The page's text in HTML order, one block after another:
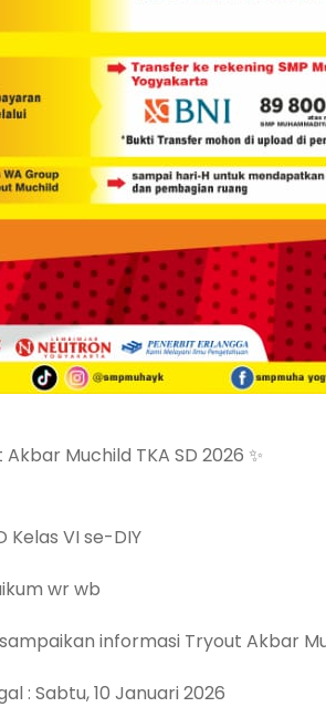
Akbar Muchild TKA SD 2026 ✨
Kelas VI se-DIY
wr wb
informasi Tryout Akbar
: Sabtu, 10 Januari 2026